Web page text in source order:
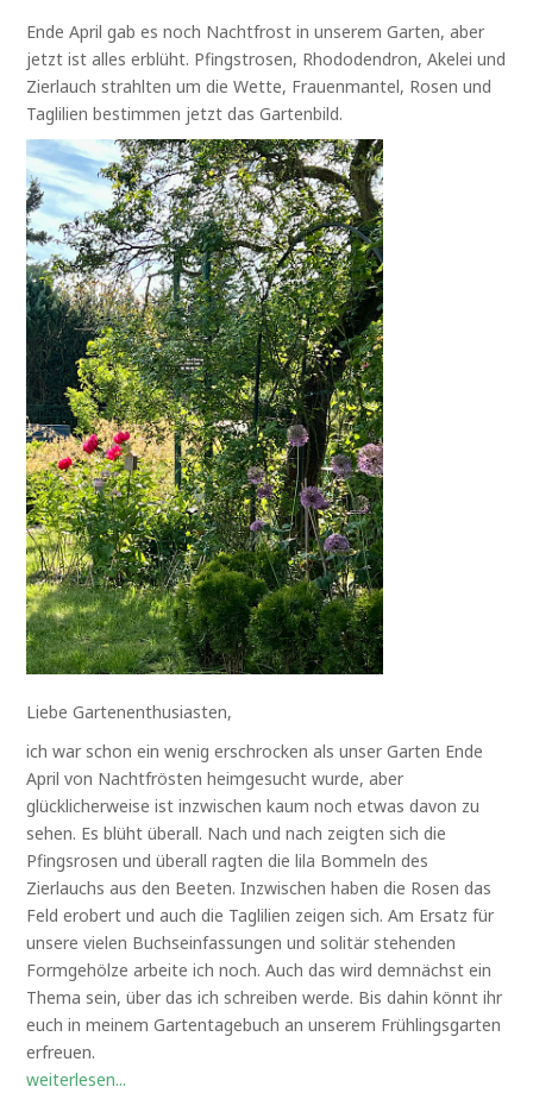
Ende April gab es noch Nachtfrost in unserem Garten, aber
jetzt ist alles erblüht. Pfingstrosen, Rhododendron, Akelei und
Zierlauch strahlten um die Wette, Frauenmantel, Rosen und
Taglilien bestimmen jetzt das Gartenbild.
Liebe Gartenenthusiasten,
ich war schon ein wenig erschrocken als unser Garten Ende
April von Nachtfrösten heimgesucht wurde, aber
glücklicherweise ist inzwischen kaum noch etwas davon zu
sehen. Es blüht überall. Nach und nach zeigten sich die
Pfingsrosen und überall ragten die lila Bommeln des
Zierlauchs aus den Beeten. Inzwischen haben die Rosen das
Feld erobert und auch die Taglilien zeigen sich. Am Ersatz für
unsere vielen Buchseinfassungen und solitär stehenden
Formgehölze arbeite ich noch. Auch das wird demnächst ein
Thema sein, über das ich schreiben werde. Bis dahin könnt ihr
euch in meinem Gartentagebuch an unserem Frühlingsgarten
erfreuen.
weiterlesen...